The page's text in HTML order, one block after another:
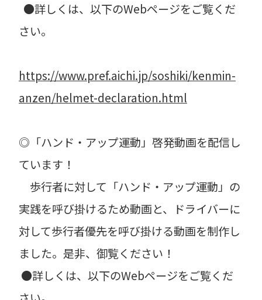
●詳しくは、以下のWebページをご覧くだ
さい。
https://www.pref.aichi.jp/soshiki/kenmin-
anzen/helmet-declaration.html
◎「ハンド・アップ運動」啓発動画を配信し
ています！
歩行者に対して「ハンド・アップ運動」の
実践を呼び掛けるため動画と、ドライバーに
対して歩行者優先を呼び掛ける動画を制作し
ました。是非、御覧ください！
●詳しくは、以下のWebページをご覧くだ